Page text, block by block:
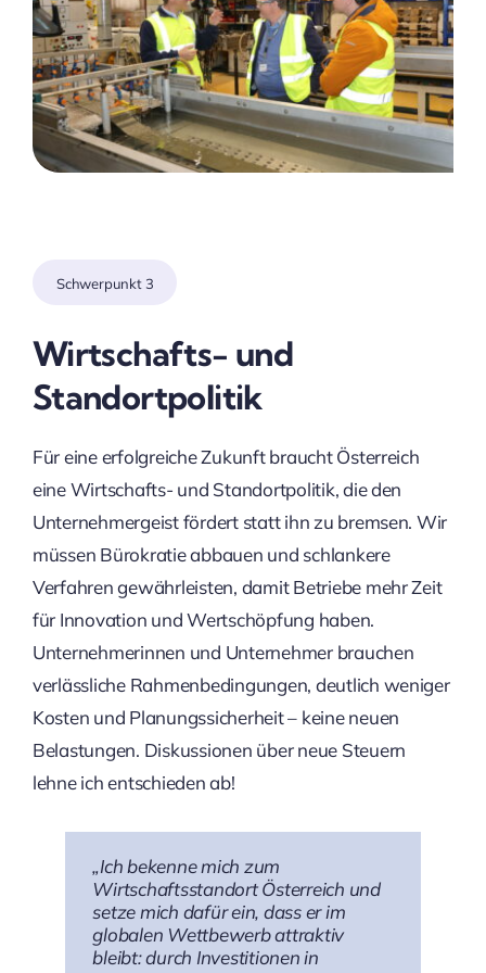
Schwerpunkt 3
Wirtschafts- und
Standortpolitik
Für eine erfolgreiche Zukunft braucht Österreich
eine Wirtschafts- und Standortpolitik, die den
Unternehmergeist fördert statt ihn zu bremsen. Wir
müssen Bürokratie abbauen und schlankere
Verfahren gewährleisten, damit Betriebe mehr Zeit
für Innovation und Wertschöpfung haben.
Unternehmerinnen und Unternehmer brauchen
verlässliche Rahmenbedingungen, deutlich weniger
Kosten und Planungssicherheit – keine neuen
Belastungen. Diskussionen über neue Steuern
lehne ich entschieden ab!
„Ich bekenne mich zum
Wirtschaftsstandort Österreich und
setze mich dafür ein, dass er im
globalen Wettbewerb attraktiv
bleibt: durch Investitionen in